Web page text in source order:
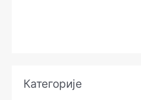
Категорије